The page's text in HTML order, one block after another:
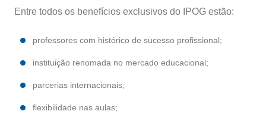
Entre todos os benefícios exclusivos do IPOG estão:
professores com histórico de sucesso profissional;
instituição renomada no mercado educacional;
parcerias internacionais;
flexibilidade nas aulas;